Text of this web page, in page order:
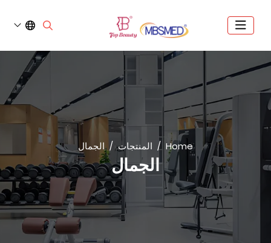
Home المنتجات الجمال
الجمال